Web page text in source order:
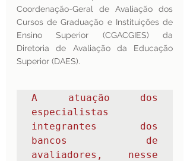
Coordenação-Geral de Avaliação dos
Cursos de Graduação e Instituições de
Ensino Superior (CGACGIES) da
Diretoria de Avaliação da Educação
Superior (DAES).
A atuação dos
especialistas
integrantes dos
bancos de
avaliadores, nesse